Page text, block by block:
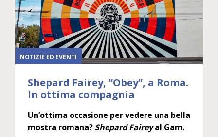
NOTIZIE ED EVENTI
Shepard Fairey, “Obey”, a Roma.
In ottima compagnia
Un’ottima occasione per vedere una bella
mostra romana? Shepard Faireyal Gam.